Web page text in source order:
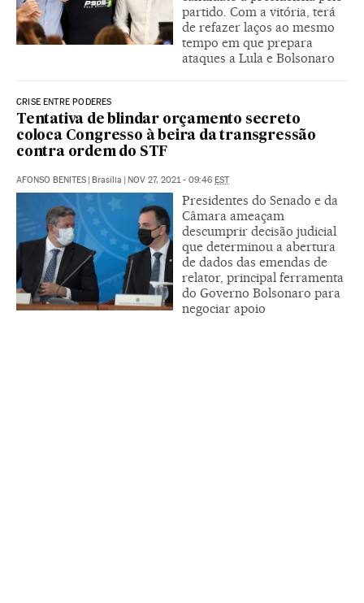
partido. Com a vitória, terá
de refazer laços ao mesmo
tempo em que prepara
ataques a Lula e Bolsonaro
CRISE ENTRE PODERES
Tentativa de blindar orçamento secreto
coloca Congresso à beira da transgressão
contra ordem do STF
AFONSO BENITES | Brasília | NOV 27, 2021 - 09:46 EST
Presidentes do Senado e da
Câmara ameaçam
descumprir decisão judicial
que determinou a abertura
de dados das emendas de
relator, principal ferramenta
do Governo Bolsonaro para
negociar apoio